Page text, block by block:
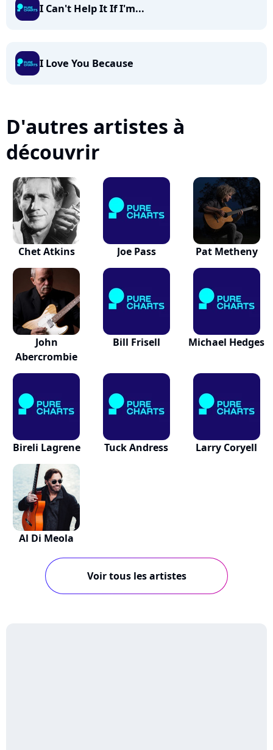
I Can't Help It If I'm...
I Love You Because
D'autres artistes à
découvrir
Chet Atkins Joe Pass Pat Metheny
John
Abercrombie
Bill Frisell Michael Hedges
Bireli Lagrene Tuck Andress Larry Coryell
Al Di Meola
Voir tous les artistes